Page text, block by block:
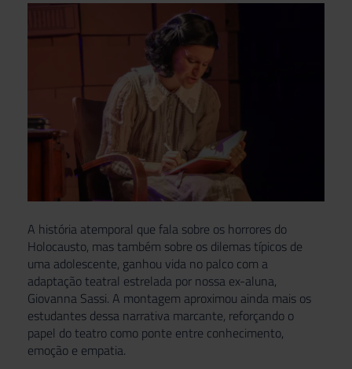
A história atemporal que fala sobre os horrores do
Holocausto, mas também sobre os dilemas típicos de
uma adolescente, ganhou vida no palco com a
adaptação teatral estrelada por nossa ex-aluna,
Giovanna Sassi. A montagem aproximou ainda mais os
estudantes dessa narrativa marcante, reforçando o
papel do teatro como ponte entre conhecimento,
emoção e empatia.